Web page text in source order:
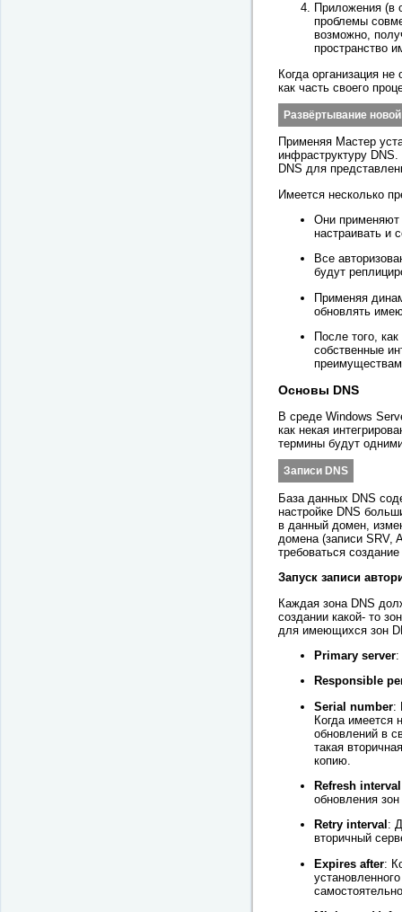
Приложения (в
проблемы
возможно,
пространство
Когда организация
как часть своего
Развёртывание
Применяя Мастер
инфраструктуру
DNS для
Имеется несколько
Они применяют
настраивать и
Все
будут
Применяя
обновлять
После того,
собственные
Основы DNS
В среде Windows
как некая
термины будут
Записи DNS
База данных DNS
настройке DNS
в данный домен,
домена (записи SRV,
требоваться
Запуск записи
Каждая зона DNS
создании какой- то
для имеющихся зон
Primary server:
Responsible
Serial number:
Когда имеется
обновлений в
такая
копию.
Refresh interval
обновления
Retry interval :
вторичный
Expires after: